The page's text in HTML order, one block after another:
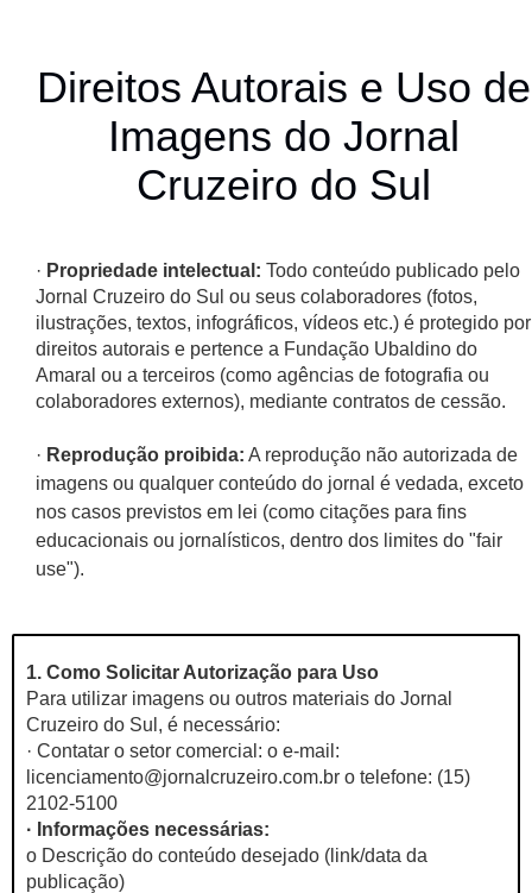
Direitos Autorais e Uso de
Imagens do Jornal
Cruzeiro do Sul
· Propriedade intelectual: Todo conteúdo publicado pelo
Jornal Cruzeiro do Sul ou seus colaboradores (fotos,
ilustrações, textos, infográficos, vídeos etc.) é protegido por
direitos autorais e pertence a Fundação Ubaldino do
Amaral ou a terceiros (como agências de fotografia ou
colaboradores externos), mediante contratos de cessão.
· Reprodução proibida: A reprodução não autorizada de
imagens ou qualquer conteúdo do jornal é vedada, exceto
nos casos previstos em lei (como citações para fins
educacionais ou jornalísticos, dentro dos limites do "fair
use").
1. Como Solicitar Autorização para Uso
Para utilizar imagens ou outros materiais do Jornal
Cruzeiro do Sul, é necessário:
· Contatar o setor comercial: o e-mail:
licenciamento@jornalcruzeiro.com.br o telefone: (15)
2102-5100
· Informações necessárias:
o Descrição do conteúdo desejado (link/data da
publicação)